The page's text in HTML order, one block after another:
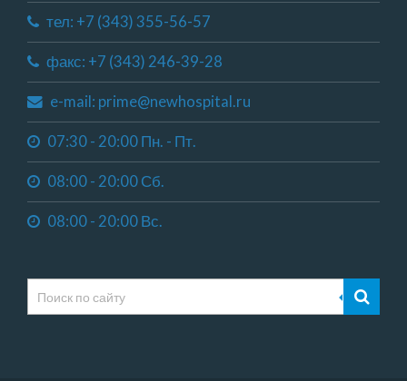
тел: +7 (343) 355-56-57
факс: +7 (343) 246-39-28
e-mail: prime@newhospital.ru
07:30 - 20:00 Пн. - Пт.
08:00 - 20:00 Сб.
08:00 - 20:00 Вс.